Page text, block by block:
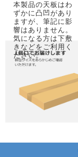
本製品の天板はわ
ずかに凸凹があり
ますが、筆記に影
響はありません。
気になる方は下敷
きなどをご利用く
ださい。